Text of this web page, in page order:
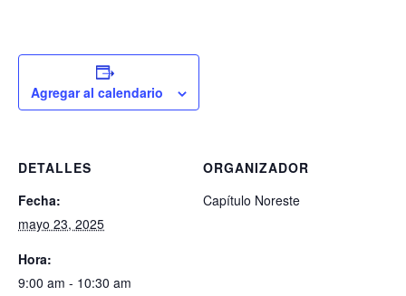
Agregar al calendario
DETALLES
Fecha:
mayo 23, 2025
Hora:
9:00 am - 10:30 am
ORGANIZADOR
Capítulo Noreste